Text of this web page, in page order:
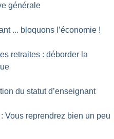
générale
... bloquons l’économie !
retraites : déborder la
du statut d’enseignant
Vous reprendrez bien un peu